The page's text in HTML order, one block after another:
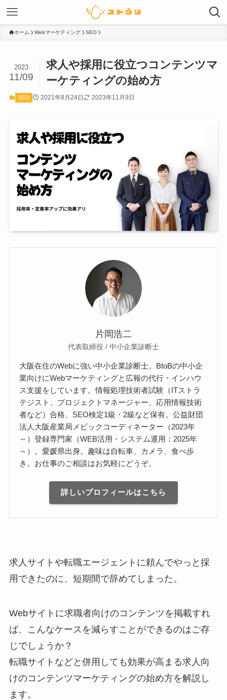
ホーム Webマーケティング SEO
求人や採用に役立つコンテンツマ
ーケティングの始め方
2023
11/09
SEO 2021年8月24日 2023年11月9日
片岡浩二
代表取締役 / 中小企業診断士
大阪在住のWebに強い中小企業診断士。BtoBの中小企
業向けにWebマーケティングと広報の代行・インハウ
ス支援をしています。情報処理技術者試験（ITストラ
テジスト、プロジェクトマネージャー、応用情報技術
者など）合格、SEO検定1級・2級など保有。公益財団
法人大阪産業局メビックコーディネーター（2023年
～）登録専門家（WEB活用・システム運用：2025年
～）。愛媛県出身。趣味は自転車、カメラ、食べ歩
き。お仕事のご相談はお気軽にどうぞ。
詳しいプロフィールはこちら
求人サイトや転職エージェントに頼んでやっと採
用できたのに、短期間で辞めてしまった。
Webサイトに求職者向けのコンテンツを掲載すれ
ば、こんなケースを減らすことができるのはご存
じでしょうか？
転職サイトなどと併用しても効果が高まる求人向
けのコンテンツマーケティングの始め方を解説し
ます。